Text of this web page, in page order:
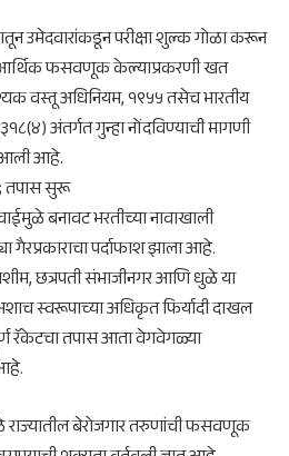
उमेदवारांकडून परीक्षा शुल्क गोळा करून
आर्थिक फसवणूक केल्याप्रकरणी खत
वस्तू अधिनियम, १९५५ तसेच भारतीय
अंतर्गत गुन्हा नोंदविण्याची मागणी
आहे.
तपास सुरू
बनावट भरतीच्या नावाखाली
पर्दाफाश झाला आहे.
छत्रपती संभाजीनगर आणि धुळे या
स्वरूपाच्या अधिकृत फिर्यादी दाखल
रॅकेटचा तपास आता वेगवेगळ्या
राज्यातील बेरोजगार तरुणांची फसवणूक